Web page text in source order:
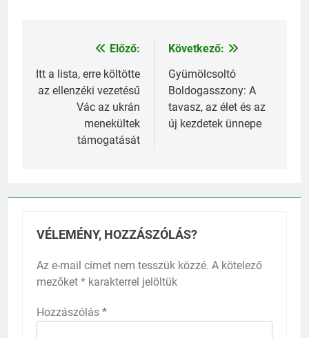
Bejegyzés
navigáció
Előző:
Itt a lista, erre költötte
az ellenzéki vezetésű
Vác az ukrán
menekültek
támogatását
Következő:
Gyümölcsoltó
Boldogasszony: A
tavasz, az élet és az
új kezdetek ünnepe
VÉLEMÉNY, HOZZÁSZÓLÁS?
Az e-mail címet nem tesszük közzé. A kötelező
mezőket * karakterrel jelöltük
Hozzászólás *